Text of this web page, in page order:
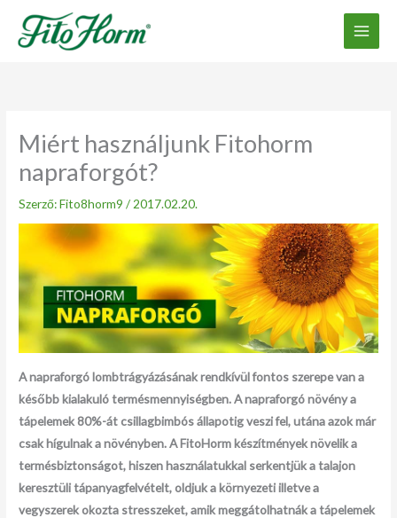
tartalomhoz
Miért használjunk Fitohorm
napraforgót?
Szerző:Fito8horm9/ 2017.02.20.
A napraforgó lombtrágyázásának rendkívül fontos szerepe van a
később kialakuló termésmennyiségben. A napraforgó növény a
tápelemek 80%-át csillagbimbós állapotig veszi fel, utána azok már
csak hígulnak a növényben. A FitoHorm készítmények növelik a
termésbiztonságot, hiszen használatukkal serkentjük a talajon
keresztüli tápanyagfelvételt, oldjuk a környezeti illetve a
vegyszerek okozta stresszeket, amik meggátolhatnák a tápelemek